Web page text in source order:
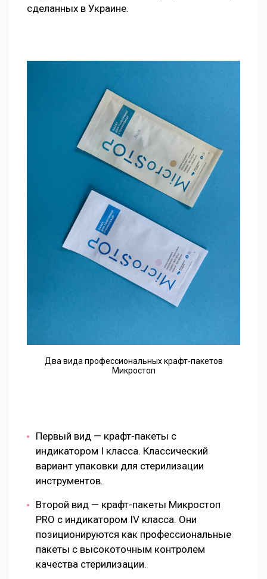
сделанных в Украине.
Два вида профессиональных крафт-пакетов
Микростоп
Первый вид — крафт-пакеты с
индикатором I класса. Классический
вариант упаковки для стерилизации
инструментов.
Второй вид — крафт-пакеты Микростоп
PRO с индикатором IV класса. Они
позиционируются как профессиональные
пакеты с высокоточным контролем
качества стерилизации.